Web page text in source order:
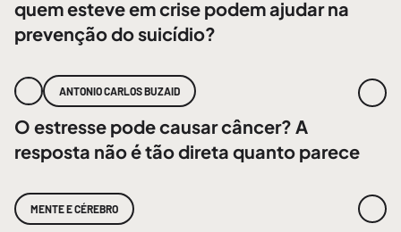
quem esteve em crise podem ajudar na
prevenção do suicídio?
ANTONIO CARLOS BUZAID
O estresse pode causar câncer? A
resposta não é tão direta quanto parece
MENTE E CÉREBRO